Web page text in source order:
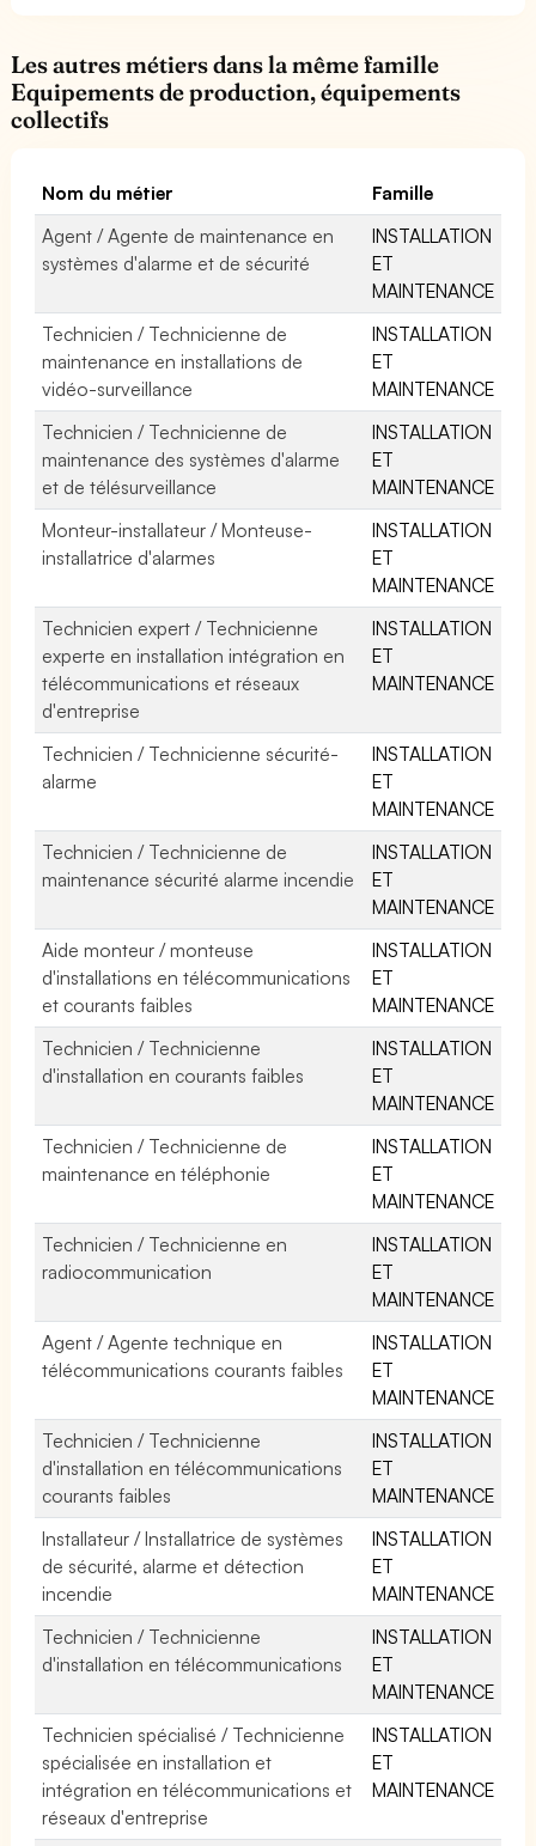
Les autres métiers dans la même famille
Equipements de production, équipements
collectifs
Nom du métier
Famille
Agent / Agente de maintenance en
systèmes d'alarme et de sécurité
INSTALLATION
ET
MAINTENANCE
Technicien / Technicienne de
maintenance en installations de
vidéo-surveillance
INSTALLATION
ET
MAINTENANCE
Technicien / Technicienne de
maintenance des systèmes d'alarme
et de télésurveillance
INSTALLATION
ET
MAINTENANCE
Monteur-installateur / Monteuse-
installatrice d'alarmes
INSTALLATION
ET
MAINTENANCE
Technicien expert / Technicienne
experte en installation intégration en
télécommunications et réseaux
d'entreprise
INSTALLATION
ET
MAINTENANCE
Technicien / Technicienne sécurité-
alarme
INSTALLATION
ET
MAINTENANCE
Technicien / Technicienne de
maintenance sécurité alarme incendie
INSTALLATION
ET
MAINTENANCE
Aide monteur / monteuse
d'installations en télécommunications
et courants faibles
INSTALLATION
ET
MAINTENANCE
Technicien / Technicienne
d'installation en courants faibles
INSTALLATION
ET
MAINTENANCE
Technicien / Technicienne de
maintenance en téléphonie
INSTALLATION
ET
MAINTENANCE
Technicien / Technicienne en
radiocommunication
INSTALLATION
ET
MAINTENANCE
Agent / Agente technique en
télécommunications courants faibles
INSTALLATION
ET
MAINTENANCE
Technicien / Technicienne
d'installation en télécommunications
courants faibles
INSTALLATION
ET
MAINTENANCE
Installateur / Installatrice de systèmes
de sécurité, alarme et détection
incendie
INSTALLATION
ET
MAINTENANCE
Technicien / Technicienne
d'installation en télécommunications
INSTALLATION
ET
MAINTENANCE
Technicien spécialisé / Technicienne
spécialisée en installation et
intégration en télécommunications et
réseaux d'entreprise
INSTALLATION
ET
MAINTENANCE